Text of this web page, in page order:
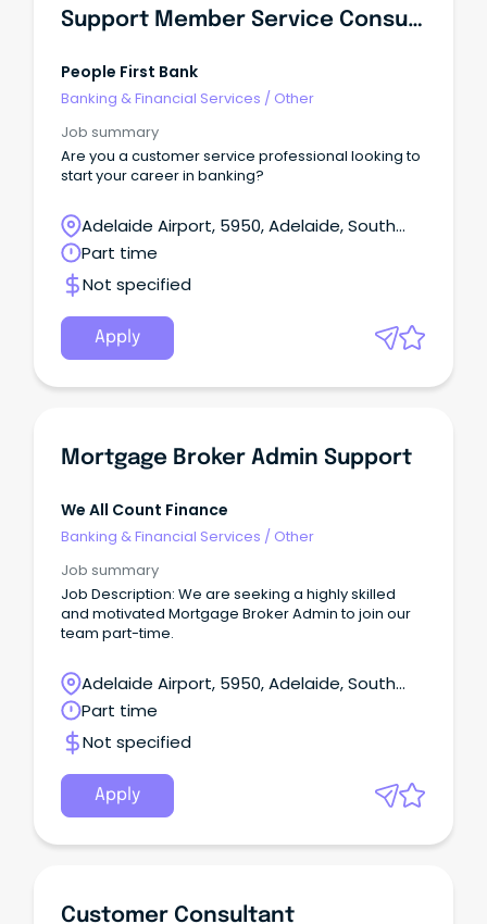
moomoo アプリを使った投資の基本を教えてくださる
方を探しています。 知りたい内容は、 ・入金・出金の方
の投資の基礎知識 などです。 プロの方でなくても全く問
題ないです。実際に投資をされていて、経験を教えてい
ただける方がいらっしゃいましたら嬉しいです。 0431
715 706 Shizuka 周辺エリアの求人 周辺エリアの求人を
マップから探す あなたにおススメの記事 シドニー 食品工
場 Full 募集（長期働ける方） 製造リーダー補佐（将来の
マネージャー候補）募集 Flemington駅（Strathfield駅
（将来のマネージャー候補）**を募集しております。...
Support Member Service Consultant - People First Bank, Norwood Branch
People First Bank
Banking & Financial Services / Other
Job summary
Are you a customer service professional looking to
start your career in banking?
Adelaide Airport, 5950, Adelaide, South
Australia
Part time
Not specified
Apply
Mortgage Broker Admin Support
We All Count Finance
Banking & Financial Services / Other
Job summary
Job Description: We are seeking a highly skilled
and motivated Mortgage Broker Admin to join our
team part-time.
Adelaide Airport, 5950, Adelaide, South
Australia
Part time
Not specified
Apply
Customer Consultant